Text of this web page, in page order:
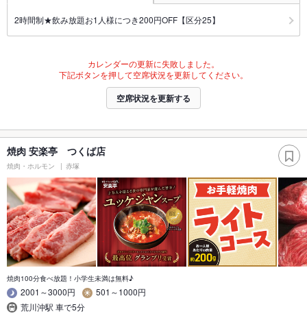
2時間制★飲み放題お1人様につき200円OFF【区分25】
カレンダーの更新に失敗しました。
下記ボタンを押して空席状況を更新してください。
空席状況を更新する
焼肉 安楽亭 つくば店
焼肉・ホルモン 赤塚
焼肉100分食べ放題！小学生未満は無料♪
2001～3000円
501～1000円
荒川沖駅 車で5分